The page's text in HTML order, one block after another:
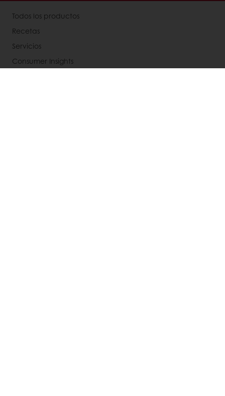
Todos los productos
Recetas
Servicios
Consumer Insights